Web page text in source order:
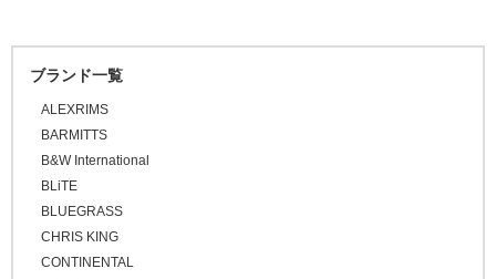
\30,001 ～ 50,000
\50,001 ～
ブランド一覧
ALEXRIMS
BARMITTS
B&W International
BLiTE
BLUEGRASS
CHRIS KING
CONTINENTAL